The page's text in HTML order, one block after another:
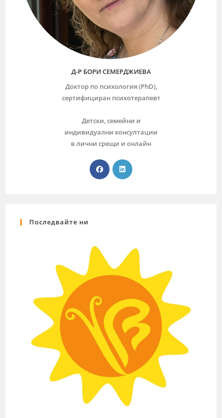
Д-Р БОРИ СЕМЕРДЖИЕВА
Доктор по психология (PhD),
сертифициран психотерапевт
Детски, семейни и
индивидуални консултации
в лични срещи и онлайн
Последвайте ни